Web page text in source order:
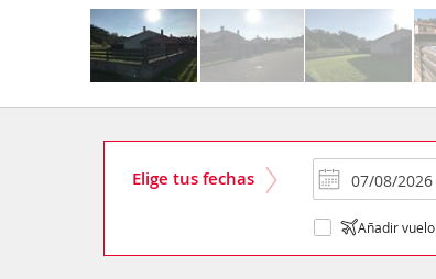
Elige tus fechas
Añadir vuelo